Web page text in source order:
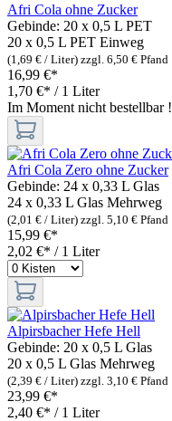
Afri Cola ohne Zucker
Gebinde: 20 x 0,5 L PET
20 x 0,5 L PET Einweg
(1,69 € / Liter) zzgl. 6,50 € Pfand
16,99 €*
1,70 €* / 1 Liter
Im Moment nicht bestellbar !
Afri Cola Zero ohne Zucker
Gebinde: 24 x 0,33 L Glas
24 x 0,33 L Glas Mehrweg
(2,01 € / Liter) zzgl. 5,10 € Pfand
15,99 €*
2,02 €* / 1 Liter
Alpirsbacher Hefe Hell
Gebinde: 20 x 0,5 L Glas
20 x 0,5 L Glas Mehrweg
(2,39 € / Liter) zzgl. 3,10 € Pfand
23,99 €*
2,40 €* / 1 Liter